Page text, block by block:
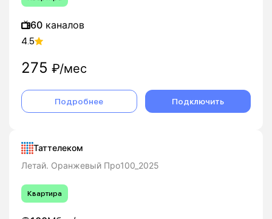
60 каналов
4.5
275 ₽/мес
Подробнее Подключить
Таттелеком
Летай. Оранжевый Про100_2025
Квартира